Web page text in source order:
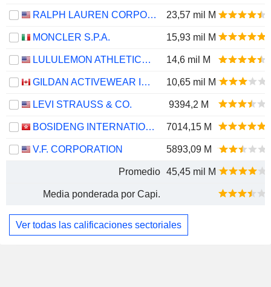
RALPH LAUREN CORPORATION
23,57 mil M
MONCLER S.P.A. 15,93 mil M
LULULEMON ATHLETICA INC. 14,6 mil M
GILDAN ACTIVEWEAR INC. 10,65 mil M
LEVI STRAUSS & CO. 9394,2 M
BOSIDENG INTERNATIONAL HOLDINGS LIMITED 7014,15 M
V.F. CORPORATION 5893,09 M
Promedio 45,45 mil M
Media ponderada por Capi.
Ver todas las calificaciones sectoriales